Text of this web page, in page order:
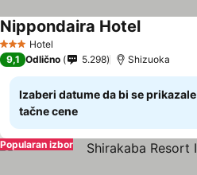
3 Zvezdice
Hotel
Nippondaira Hotel
9,1 Odlično 5.298 Shizuoka
Izaberi datume da bi se prikazale
tačne cene
Popularan izbor